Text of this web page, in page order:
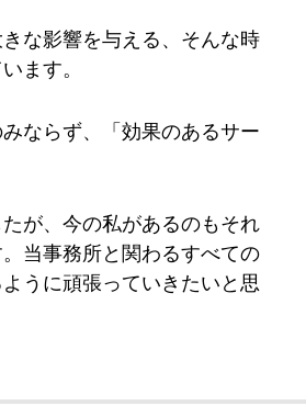
な影響を与える、そんな時
ます。
ならず、「効果のあるサー
が、今の私があるのもそれ
当事務所と関わるすべての
うに頑張っていきたいと思